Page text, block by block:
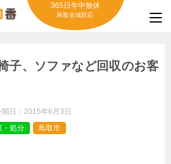
365日年中無休
鳥取全域対応
子、ソファなど回収のお客
日： 2015年6月3日
・処分 鳥取市